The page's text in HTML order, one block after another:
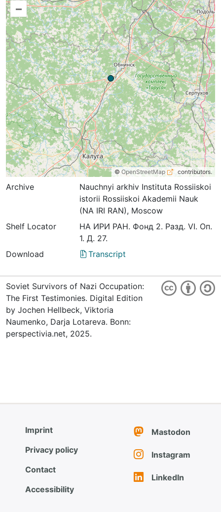
–
©OpenStreetMap contributors.
Archive
Nauchnyi arkhiv Instituta Rossiiskoi
istorii Rossiiskoi Akademii Nauk
(NA IRI RAN), Moscow
Shelf Locator
НА ИРИ РАН. Фонд 2. Разд. VI. Оп.
1. Д. 27.
Download
Transcript
Soviet Survivors of Nazi Occupation:
The First Testimonies. Digital Edition
by Jochen Hellbeck, Viktoria
Naumenko, Darja Lotareva. Bonn:
perspectivia.net, 2025.
Imprint
Privacy policy
Contact
Accessibility
Mastodon
Instagram
LinkedIn